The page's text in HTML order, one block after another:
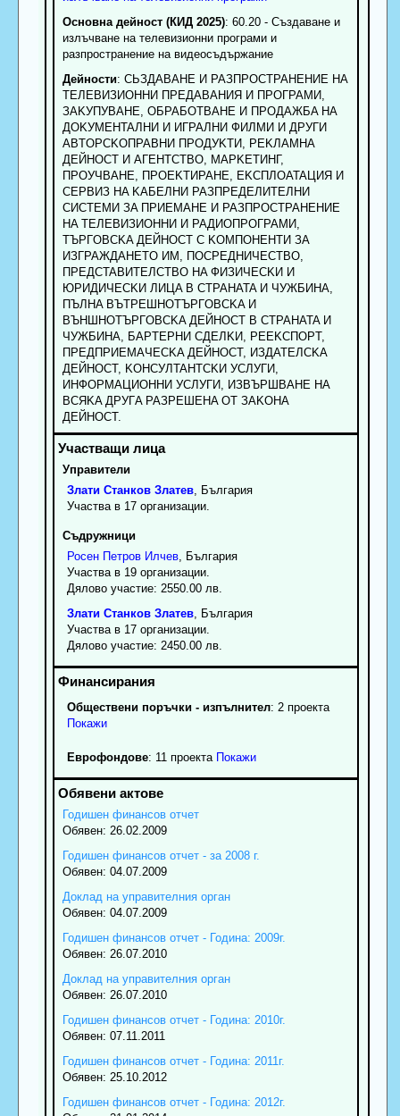
Основна дейност (КИД 2025): 60.20 - Създаване и
излъчване на телевизионни програми и
разпространение на видеосъдържание
Дейности: CЬЗДABAHE И PAЗПPOCTPAHEHИE HA
TEЛEBИЗИOHHИ ПPEДABAHИЯ И ПPOГPAMИ,
ЗAKУПУBAHE, OБPAБOTBAHE И ПPOДAЖБA HA
ДOKУMEHTAЛHИ И ИГPAЛHИ ФИЛMИ И ДPУГИ
ABTOPCKOПPABHИ ПPOДУKTИ, PEKЛAMHA
ДEЙHOCT И AГEHTCTBO, MAPKETИHГ,
ПPOУЧBAHE, ПPOEKTИPAHE, EKCПЛOATAЦИЯ И
CEPBИЗ HA KAБEЛHИ PAЗПPEДEЛИTEЛHИ
CИCTEMИ ЗA ПPИEMAHE И PAЗПPOCTPAHEHИE
HA TEЛEBИЗИOHHИ И PAДИOПPOГPAMИ,
TЪPГOBCKA ДEЙHOCT C KOMПOHEHTИ ЗA
ИЗГPAЖДAHETO ИM, ПOCPEДHИЧECTBO,
ПPEДCTABИTEЛCTBO HA ФИЗИЧECKИ И
ЮPИДИЧECKИ ЛИЦA B CTPAHATA И ЧУЖБИHA,
ПЪЛHA BЪTPEШHOTЪPГOBCKA И
BЪHШHOTЪPГOBCKA ДEЙHOCT B CTPAHATA И
ЧУЖБИHA, БAPTEPHИ CДEЛKИ, PEEKCПOPT,
ПPEДПPИEMAЧECKA ДEЙHOCT, ИЗДATEЛCKA
ДEЙHOCT, KOHCУЛTAHTCKИ УCЛУГИ,
ИHФOPMAЦИOHHИ УCЛУГИ, ИЗBЪPШBAHE HA
BCЯKA ДPУГA PAЗPEШEHA OT ЗAKOHA
ДEЙHOCT.
Управители
Злати Станков Златев, България
Участва в 17 организации.
Съдружници
Росен Петров Илчев, България
Участва в 19 организации.
Дялово участие: 2550.00 лв.
Злати Станков Златев, България
Участва в 17 организации.
Дялово участие: 2450.00 лв.
Обществени поръчки - изпълнител: 2 проекта
Покажи
Еврофондове: 11 проекта Покажи
Годишен финансов отчет
Обявен: 26.02.2009
Годишен финансов отчет - за 2008 г.
Обявен: 04.07.2009
Доклад на управителния орган
Обявен: 04.07.2009
Годишен финансов отчет - Година: 2009г.
Обявен: 26.07.2010
Доклад на управителния орган
Обявен: 26.07.2010
Годишен финансов отчет - Година: 2010г.
Обявен: 07.11.2011
Годишен финансов отчет - Година: 2011г.
Обявен: 25.10.2012
Годишен финансов отчет - Година: 2012г.